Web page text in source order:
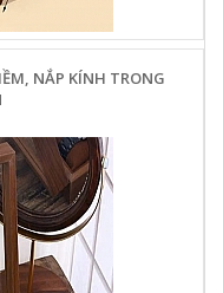
NẮP KÍNH TRONG